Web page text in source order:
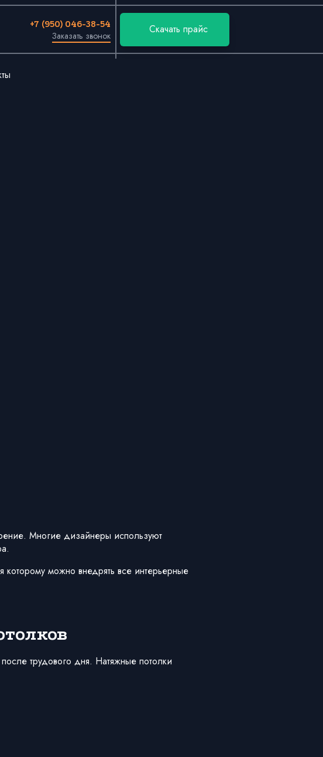
+7 (950) 046-38-54
Заказать звонок Скачать прайс
Многие дизайнеры используют
которому можно внедрять все интерьерные
трудового дня. Натяжные потолки